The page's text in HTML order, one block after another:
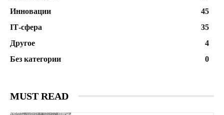
Инновации
45
ІТ-сфера
35
Другое
4
Без категории
0
MUST READ